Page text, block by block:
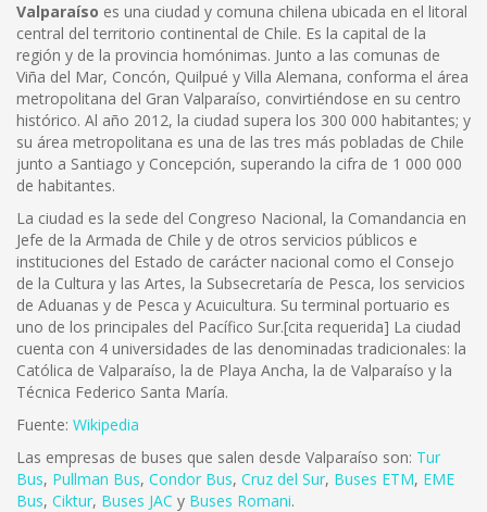
Valparaíso es una ciudad y comuna chilena ubicada en el litoral
central del territorio continental de Chile. Es la capital de la
región y de la provincia homónimas. Junto a las comunas de
Viña del Mar, Concón, Quilpué y Villa Alemana, conforma el área
metropolitana del Gran Valparaíso, convirtiéndose en su centro
histórico. Al año 2012, la ciudad supera los 300 000 habitantes; y
su área metropolitana es una de las tres más pobladas de Chile
junto a Santiago y Concepción, superando la cifra de 1 000 000
de habitantes.
La ciudad es la sede del Congreso Nacional, la Comandancia en
Jefe de la Armada de Chile y de otros servicios públicos e
instituciones del Estado de carácter nacional como el Consejo
de la Cultura y las Artes, la Subsecretaría de Pesca, los servicios
de Aduanas y de Pesca y Acuicultura. Su terminal portuario es
uno de los principales del Pacífico Sur.[cita requerida] La ciudad
cuenta con 4 universidades de las denominadas tradicionales: la
Católica de Valparaíso, la de Playa Ancha, la de Valparaíso y la
Técnica Federico Santa María.
Fuente: Wikipedia
Las empresas de buses que salen desde Valparaíso son: Tur
Bus, Pullman Bus, Condor Bus, Cruz del Sur, Buses ETM, EME
Bus, Ciktur, Buses JAC y Buses Romani.